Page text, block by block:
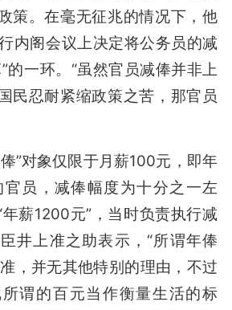
策。在毫无征兆的情况下，他
内阁会议上决定将公务员的减
的一环。“虽然官员减俸并非上
民忍耐紧缩政策之苦，那官员
”对象仅限于月薪100元，即年
员，减俸幅度为十分之一左
薪1200元”，当时负责执行减
井上准之助表示，“所谓年俸
，并无其他特别的理由，不过
谓的百元当作衡量生活的标